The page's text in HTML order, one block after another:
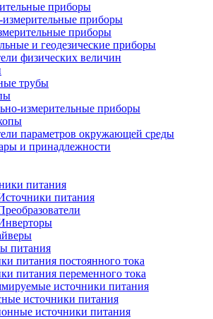
приборы
измерительные приборы
приборы
и геодезические приборы
физических величин
трубы
измерительные приборы
параметров окружающей среды
и принадлежности
питания
питания
питания
питания постоянного тока
питания переменного тока
источники питания
источники питания
источники питания